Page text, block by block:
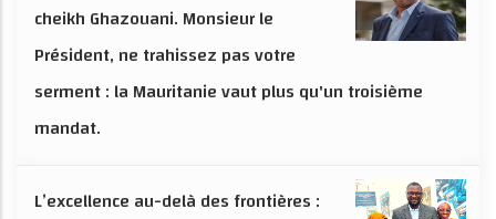
cheikh Ghazouani. Monsieur le
Président, ne trahissez pas votre
serment : la Mauritanie vaut plus qu'un troisième
mandat.
L’excellence au-delà des frontières :